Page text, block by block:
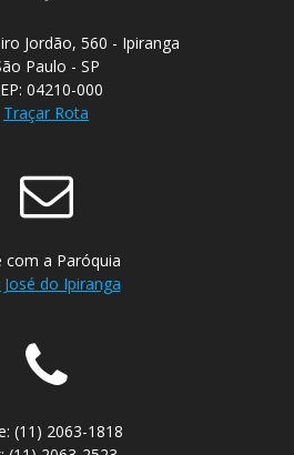
Jordão, 560 - Ipiranga
Paulo - SP
04210-000
Traçar Rota
com a Paróquia
José do Ipiranga
(11) 2063-1818